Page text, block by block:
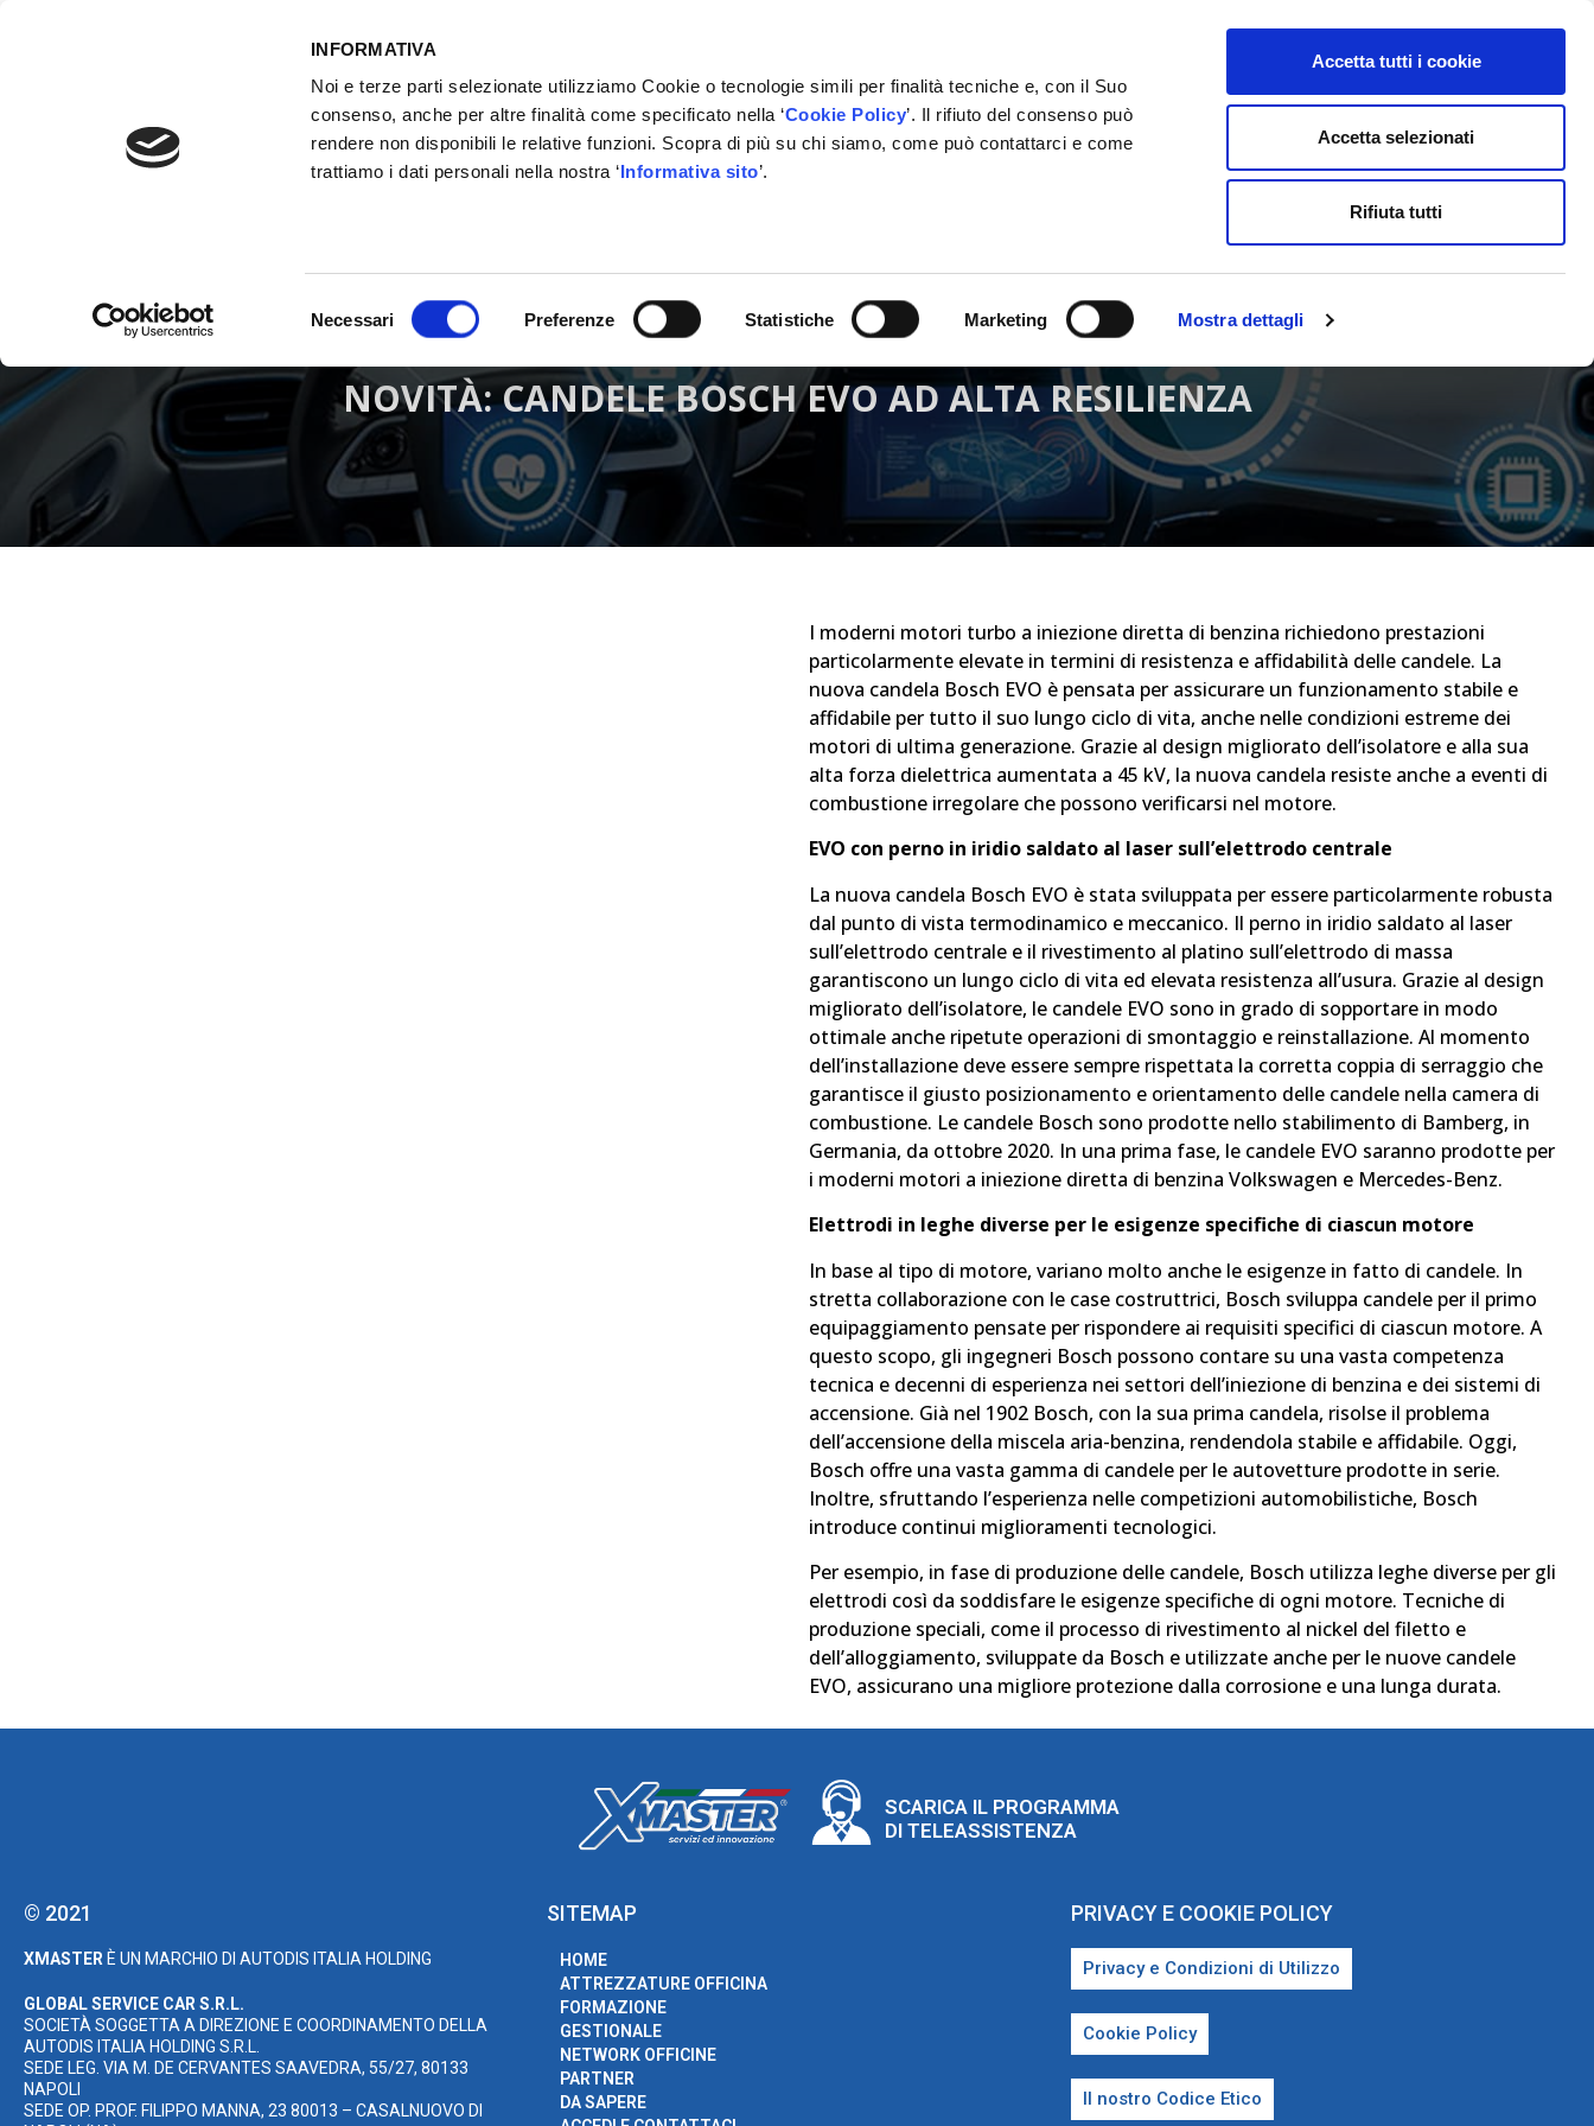
INFORMATIVA
Noi e terze parti selezionate utilizziamo Cookie o tecnologie simili per finalità tecniche e, con il Suo
consenso, anche per altre finalità come specificato nella ‘Cookie Policy’. Il rifiuto del consenso può
rendere non disponibili le relative funzioni. Scopra di più su chi siamo, come può contattarci e come
trattiamo i dati personali nella nostra ‘Informativa sito’.
del
Necessari Preferenze Statistiche Marketing Mostra dettagli
Accetta tutti i cookie
Accetta selezionati
Rifiuta tutti
ACCESSO GESTIONALE
ACCEDI E CONTATTACI
NOVITÀ: CANDELE BOSCH EVO AD ALTA RESILIENZA
I moderni motori turbo a iniezione diretta di benzina richiedono prestazioni
particolarmente elevate in termini di resistenza e affidabilità delle candele. La
nuova candela Bosch EVO è pensata per assicurare un funzionamento stabile e
affidabile per tutto il suo lungo ciclo di vita, anche nelle condizioni estreme dei
motori di ultima generazione. Grazie al design migliorato dell’isolatore e alla sua
alta forza dielettrica aumentata a 45 kV, la nuova candela resiste anche a eventi di
combustione irregolare che possono verificarsi nel motore.
EVO con perno in iridio saldato al laser sull’elettrodo centrale
La nuova candela Bosch EVO è stata sviluppata per essere particolarmente robusta
dal punto di vista termodinamico e meccanico. Il perno in iridio saldato al laser
sull’elettrodo centrale e il rivestimento al platino sull’elettrodo di massa
garantiscono un lungo ciclo di vita ed elevata resistenza all’usura. Grazie al design
migliorato dell’isolatore, le candele EVO sono in grado di sopportare in modo
ottimale anche ripetute operazioni di smontaggio e reinstallazione. Al momento
dell’installazione deve essere sempre rispettata la corretta coppia di serraggio che
garantisce il giusto posizionamento e orientamento delle candele nella camera di
combustione. Le candele Bosch sono prodotte nello stabilimento di Bamberg, in
Germania, da ottobre 2020. In una prima fase, le candele EVO saranno prodotte per
i moderni motori a iniezione diretta di benzina Volkswagen e Mercedes-Benz.
Elettrodi in leghe diverse per le esigenze specifiche di ciascun motore
In base al tipo di motore, variano molto anche le esigenze in fatto di candele. In
stretta collaborazione con le case costruttrici, Bosch sviluppa candele per il primo
equipaggiamento pensate per rispondere ai requisiti specifici di ciascun motore. A
questo scopo, gli ingegneri Bosch possono contare su una vasta competenza
tecnica e decenni di esperienza nei settori dell’iniezione di benzina e dei sistemi di
accensione. Già nel 1902 Bosch, con la sua prima candela, risolse il problema
dell’accensione della miscela aria-benzina, rendendola stabile e affidabile. Oggi,
Bosch offre una vasta gamma di candele per le autovetture prodotte in serie.
Inoltre, sfruttando l’esperienza nelle competizioni automobilistiche, Bosch
introduce continui miglioramenti tecnologici.
Per esempio, in fase di produzione delle candele, Bosch utilizza leghe diverse per gli
elettrodi così da soddisfare le esigenze specifiche di ogni motore. Tecniche di
produzione speciali, come il processo di rivestimento al nickel del filetto e
dell’alloggiamento, sviluppate da Bosch e utilizzate anche per le nuove candele
EVO, assicurano una migliore protezione dalla corrosione e una lunga durata.
SCARICA IL PROGRAMMA
DI TELEASSISTENZA
© 2021
XMASTER È UN MARCHIO DI AUTODIS ITALIA HOLDING
GLOBAL SERVICE CAR S.R.L.
SOCIETÀ SOGGETTA A DIREZIONE E COORDINAMENTO DELLA
AUTODIS ITALIA HOLDING S.R.L.
SEDE LEG. VIA M. DE CERVANTES SAAVEDRA, 55/27, 80133
NAPOLI
SEDE OP. PROF. FILIPPO MANNA, 23 80013 – CASALNUOVO DI
SITEMAP
HOME
ATTREZZATURE OFFICINA
FORMAZIONE
GESTIONALE
NETWORK OFFICINE
PARTNER
DA SAPERE
PRIVACY E COOKIE POLICY
Privacy e Condizioni di Utilizzo
Cookie Policy
Il nostro Codice Etico